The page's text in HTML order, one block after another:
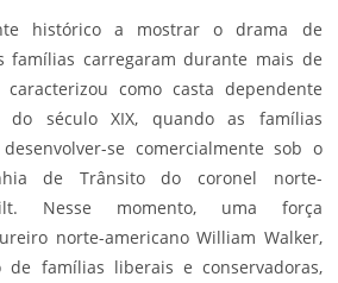
histórico a mostrar o drama de
famílias carregaram durante mais de
como casta dependente
do século XIX, quando as famílias
se comercialmente sob o
de Trânsito do coronel norte-
Nesse momento, uma força
norte-americano William Walker,
de famílias liberais e conservadoras,